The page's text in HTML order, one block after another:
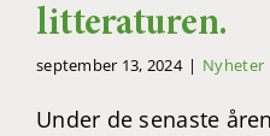
litteraturen.
september 13, 2024 | Nyheter
Under de senaste